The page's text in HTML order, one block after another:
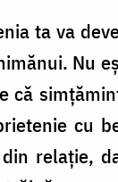
ta va
Nu
că
cu
relaţie,